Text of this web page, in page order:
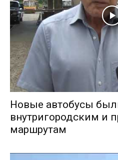
Новые автобусы
внутригородским и
маршрутам